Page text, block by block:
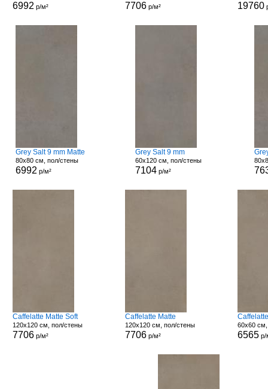
6992 р/м² 7706 р/м² 19760
Grey Salt 9 mm Matte
80x80 см, пол/стены
6992 р/м²
Grey Salt 9 mm
60x120 см, пол/стены
7104р/м²
Caffelatte Matte Soft
120x120 см, пол/стены
7706р/м²
Caffelatte Matte
120x120 см, пол/стены
7706 р/м²
60x60
6565 р/